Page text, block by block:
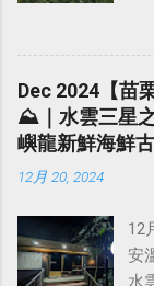
期
羅
往
樟
小
路
《
」
道
靈
了
岸
「
五
傳
譽
在
（
以
Dec 2024【苗
⛰️｜水雲三星
嶼龍新鮮海鮮
12月 20, 2024
12
安
水